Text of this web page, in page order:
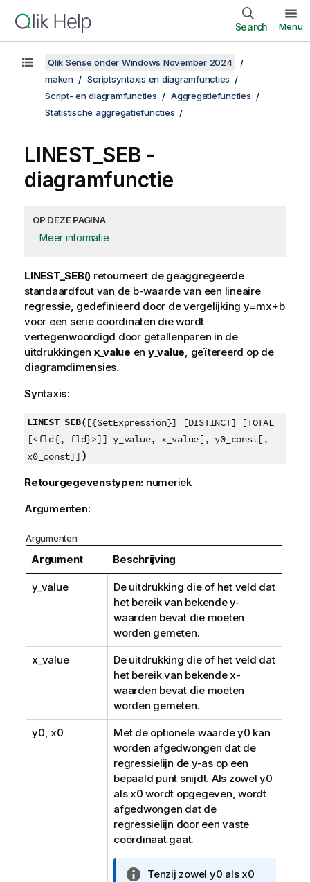
Search Menu
Qlik Sense onder Windows November 2024
maken
Scriptsyntaxis en diagramfuncties
Script- en diagramfuncties
Aggregatiefuncties
Statistische aggregatiefuncties
LINEST_SEB -
diagramfunctie
OP DEZE PAGINA
Meer informatie
LINEST_SEB() retourneert de geaggregeerde
standaardfout van de b-waarde van een lineaire
regressie, gedefinieerd door de vergelijking y=mx+b
voor een serie coördinaten die wordt
vertegenwoordigd door getallenparen in de
uitdrukkingen x_value en y_value, geïtereerd op de
diagramdimensies.
Syntaxis:
LINEST_SEB([{SetExpression}] [DISTINCT] [TOTAL
[<fld{, fld}>]] y_value, x_value[, y0_const[,
x0_const]] )
Retourgegevenstypen: numeriek
Argumenten:
Argumenten
Argument Beschrijving
y_value
De uitdrukking die of het veld dat
het bereik van bekendey-
waarden bevat die moeten
worden gemeten.
x_value
De uitdrukking die of het veld dat
het bereik van bekende x-
waarden bevat die moeten
worden gemeten.
y0, x0 Met de optionele waardey0 kan
worden afgedwongen dat de
regressielijn de y-as op een
bepaald punt snijdt. Als zowely0
als x0 wordt opgegeven, wordt
afgedwongen dat de
regressielijn door een vaste
coördinaat gaat.
ITenzij zowel y0 als x0